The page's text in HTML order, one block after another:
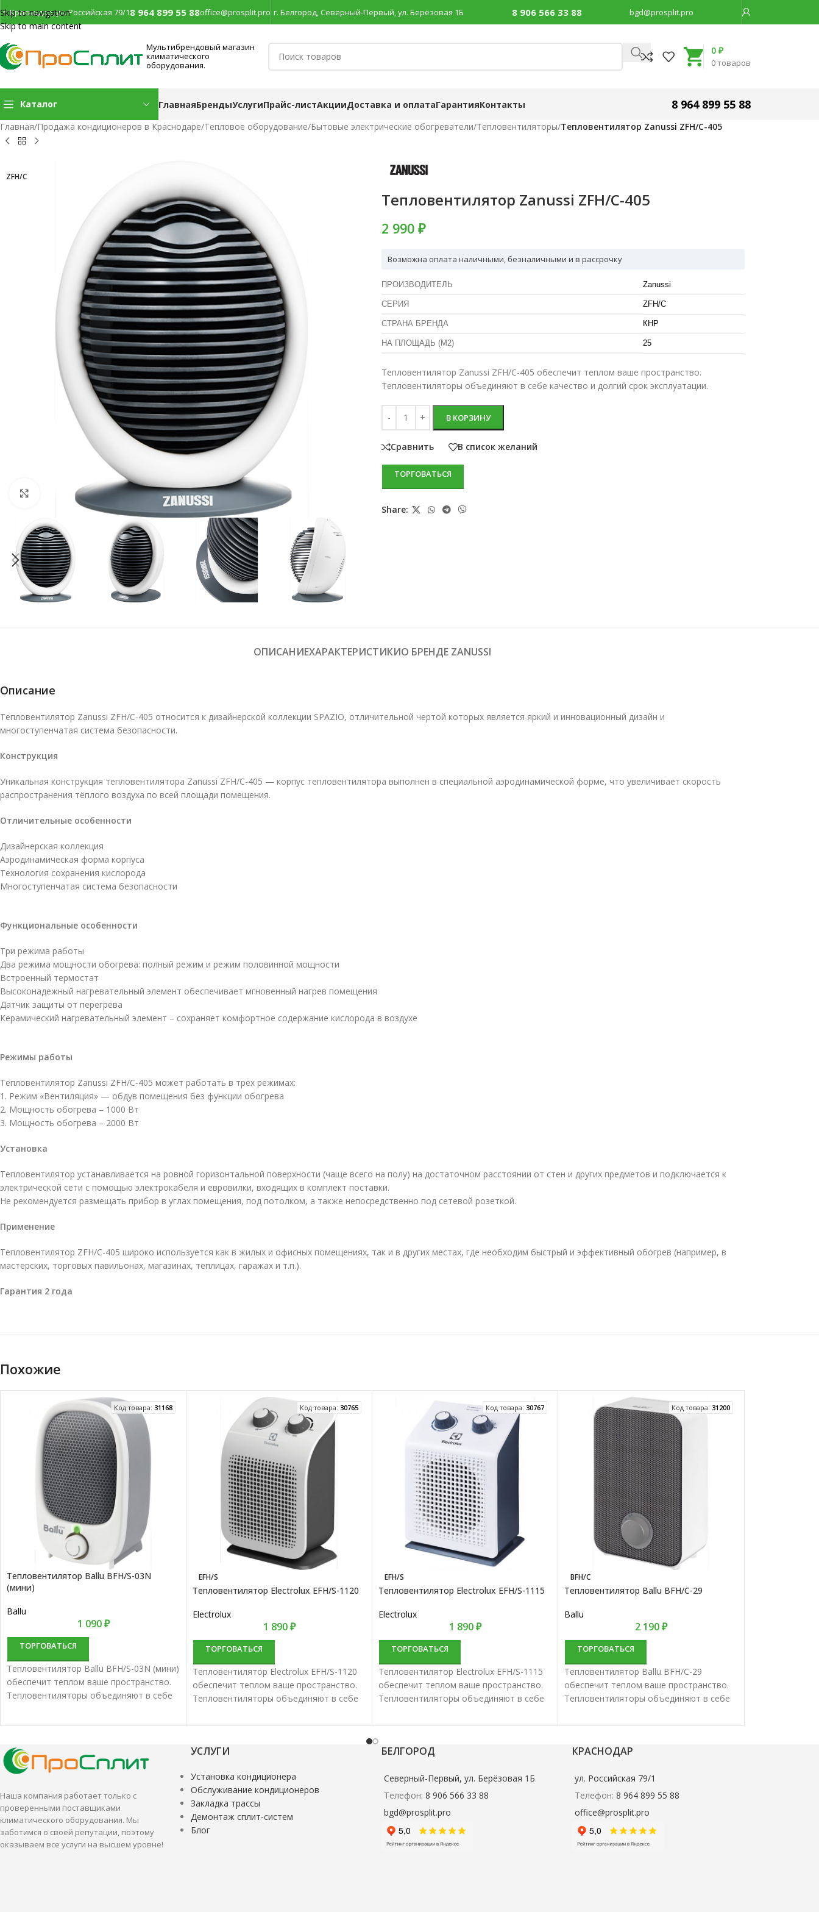
Skip to navigation
Skip to main content
г. Краснодар, ул. Российская 79/18 964 899 55 88office@prosplit.pro г. Белгород, Северный-Первый, ул. Берёзовая 1Б 8 906 566 33 88 bgd@prosplit.pro
Мультибрендовый магазин
климатического
оборудования.
0товаров
0 ₽
Каталог ГлавнаяБрендыУслугиПрайс-листАкцииДоставка и оплатаГарантияКонтакты 8 964 899 55 88
Главная/Продажа кондиционеров в Краснодаре/Тепловое оборудование/Бытовые электрические обогреватели/Тепловентиляторы/Тепловентилятор Zanussi ZFH/C-405
ZFH/C
Нажмите, чтобы увеличить
Тепловентилятор Zanussi ZFH/C-405
2 990 ₽
Возможна оплата наличными, безналичными и в рассрочку
ПРОИЗВОДИТЕЛЬ Zanussi
СЕРИЯ ZFH/C
СТРАНА БРЕНДА КНР
НА ПЛОЩАДЬ (М2) 25
Тепловентилятор Zanussi ZFH/C-405 обеспечит теплом ваше пространство.
Тепловентиляторы объединяют в себе качество и долгий срок эксплуатации.
В КОРЗИНУ
Сравнить В список желаний
ТОРГОВАТЬСЯ
Share:
ОПИСАНИЕХАРАКТЕРИСТИКИО БРЕНДЕ ZANUSSI
Описание
Тепловентилятор Zanussi ZFH/C-405 относится к дизайнерской коллекции SPAZIO, отличительной чертой которых является яркий и инновационный дизайн и
многоступенчатая система безопасности.
Конструкция
Уникальная конструкция тепловентилятора Zanussi ZFH/C-405 — корпус тепловентилятора выполнен в специальной аэродинамической форме, что увеличивает скорость
распространения тёплого воздуха по всей площади помещения.
Отличительные особенности
Дизайнерская коллекция
Аэродинамическая форма корпуса
Технология сохранения кислорода
Многоступенчатая система безопасности
Функциональные особенности
Три режима работы
Два режима мощности обогрева: полный режим и режим половинной мощности
Встроенный термостат
Высоконадежный нагревательный элемент обеспечивает мгновенный нагрев помещения
Датчик защиты от перегрева
Керамический нагревательный элемент – сохраняет комфортное содержание кислорода в воздухе
Режимы работы
Тепловентилятор Zanussi ZFH/C-405 может работать в трёх режимах:
1. Режим «Вентиляция» — обдув помещения без функции обогрева
2. Мощность обогрева – 1000 Вт
3. Мощность обогрева – 2000 Вт
Установка
Тепловентилятор устанавливается на ровной горизонтальной поверхности (чаще всего на полу) на достаточном расстоянии от стен и других предметов и подключается к
электрической сети с помощью электрокабеля и евровилки, входящих в комплект поставки.
Не рекомендуется размещать прибор в углах помещения, под потолком, а также непосредственно под сетевой розеткой.
Применение
Тепловентилятор ZFH/C-405 широко используется как в жилых и офисных помещениях, так и в других местах, где необходим быстрый и эффективный обогрев (например, в
мастерских, торговых павильонах, магазинах, теплицах, гаражах и т.п.).
Гарантия 2 года
Похожие
Код товара: 31168
Тепловентилятор Ballu BFH/S-03N
(мини)
Ballu
1 090₽
ТОРГОВАТЬСЯ
Тепловентилятор Ballu BFH/S-03N (мини)
обеспечит теплом ваше пространство.
Тепловентиляторы объединяют в себе
Код товара: 30765
EFH/S
Тепловентилятор Electrolux EFH/S-1120
Electrolux
1 890₽
ТОРГОВАТЬСЯ
Тепловентилятор Electrolux EFH/S-1120
обеспечит теплом ваше пространство.
Тепловентиляторы объединяют в себе
Код товара: 30767
EFH/S
Тепловентилятор Electrolux EFH/S-1115
Electrolux
1 890₽
ТОРГОВАТЬСЯ
Тепловентилятор Electrolux EFH/S-1115
обеспечит теплом ваше пространство.
Тепловентиляторы объединяют в себе
Код товара: 31200
BFH/С
Тепловентилятор Ballu BFH/С-29
Ballu
2 190₽
ТОРГОВАТЬСЯ
Тепловентилятор Ballu BFH/С-29
обеспечит теплом ваше пространство.
Тепловентиляторы объединяют в себе
Наша компания работает только с
проверенными поставщиками
климатического оборудования. Мы
заботимся о своей репутации, поэтому
оказываем все услуги на высшем уровне!
УСЛУГИ
Установка кондиционера
Обслуживание кондиционеров
Закладка трассы
Демонтаж сплит-систем
Блог
БЕЛГОРОД
Северный-Первый, ул. Берёзовая 1Б
Телефон: 8 906 566 33 88
bgd@prosplit.pro
КРАСНОДАР
ул. Российская 79/1
Телефон: 8 964 899 55 88
office@prosplit.pro